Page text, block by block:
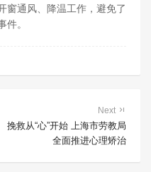
窗通风、降温工作，避免了
件。
Next
挽救从“心”开始 上海市劳教局
全面推进心理矫治